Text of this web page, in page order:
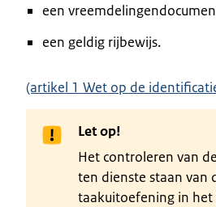
een
een geldig rijbewijs.
(artikel 1 Wet op de
Let op!
Het controleren van
ten dienste staan van
taakuitoefening in het